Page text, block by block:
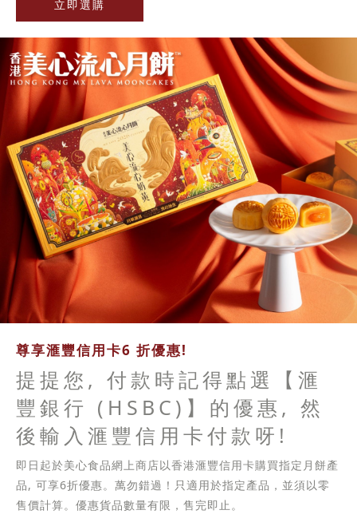
立即選購
尊享滙豐信用卡6 折優惠!
提提您, 付款時記得點選【滙
豐銀行 (HSBC)】的優惠, 然
後輸入滙豐信用卡付款呀!
即日起於美心食品網上商店以香港滙豐信用卡購買指定月餅產
品, 可享6折優惠。萬勿錯過！只適用於指定產品，並須以零
售價計算。優惠貨品數量有限，售完即止。